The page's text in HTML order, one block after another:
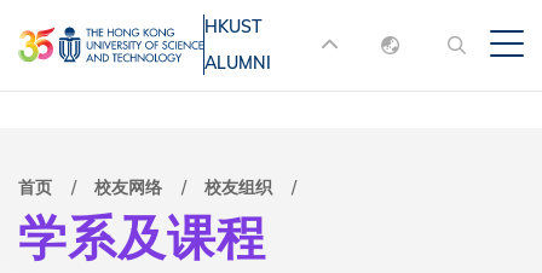
转
到
内
容
MORE ABOUT HKUST
UNIVERSITY NEWS
ACADEMIC
LIFE@HKUST
MAP & DIRECTIONS
HKUST
ALUMNI
English
面
包
首页 校友网络 校友组织
学系及课程